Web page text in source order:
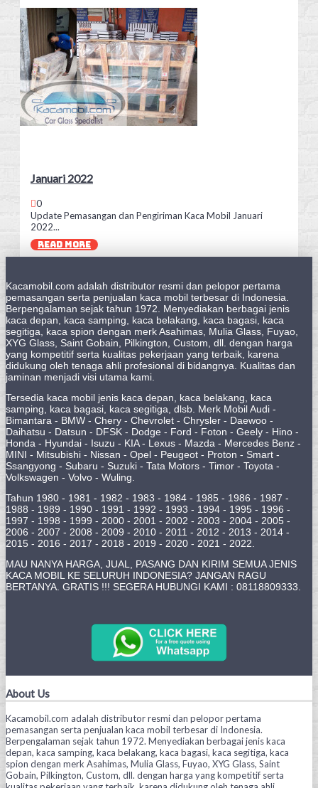
Januari 2022
0
Update Pemasangan dan Pengiriman Kaca Mobil Januari
2022...
READ MORE
Kacamobil.com adalah distributor resmi dan pelopor pertama
pemasangan serta penjualan kaca mobil terbesar di Indonesia.
Berpengalaman sejak tahun 1972. Menyediakan berbagai jenis
kaca depan, kaca samping, kaca belakang, kaca bagasi, kaca
segitiga, kaca spion dengan merk Asahimas, Mulia Glass, Fuyao,
XYG Glass, Saint Gobain, Pilkington, Custom, dll. dengan harga
yang kompetitif serta kualitas pekerjaan yang terbaik, karena
didukung oleh tenaga ahli profesional di bidangnya. Kualitas dan
jaminan menjadi visi utama kami.
Tersedia kaca mobil jenis kaca depan, kaca belakang, kaca
samping, kaca bagasi, kaca segitiga, dlsb. Merk Mobil Audi -
Bimantara - BMW - Chery - Chevrolet - Chrysler - Daewoo -
Daihatsu - Datsun - DFSK - Dodge - Ford - Foton - Geely - Hino -
Honda - Hyundai - Isuzu - KIA - Lexus - Mazda - Mercedes Benz -
MINI - Mitsubishi - Nissan - Opel - Peugeot - Proton - Smart -
Ssangyong - Subaru - Suzuki - Tata Motors - Timor - Toyota -
Volkswagen - Volvo - Wuling.
Tahun 1980 - 1981 - 1982 - 1983 - 1984 - 1985 - 1986 - 1987 -
1988 - 1989 - 1990 - 1991 - 1992 - 1993 - 1994 - 1995 - 1996 -
1997 - 1998 - 1999 - 2000 - 2001 - 2002 - 2003 - 2004 - 2005 -
2006 - 2007 - 2008 - 2009 - 2010 - 2011 - 2012 - 2013 - 2014 -
2015 - 2016 - 2017 - 2018 - 2019 - 2020 - 2021 - 2022.
MAU NANYA HARGA, JUAL, PASANG DAN KIRIM SEMUA JENIS
KACA MOBIL KE SELURUH INDONESIA? JANGAN RAGU
BERTANYA. GRATIS !!! SEGERA HUBUNGI KAMI : 08118809333.
About Us
Kacamobil.com adalah distributor resmi dan pelopor pertama
pemasangan serta penjualan kaca mobil terbesar di Indonesia.
Berpengalaman sejak tahun 1972. Menyediakan berbagai jenis kaca
depan, kaca samping, kaca belakang, kaca bagasi, kaca segitiga, kaca
spion dengan merk Asahimas, Mulia Glass, Fuyao, XYG Glass, Saint
Gobain, Pilkington, Custom, dll. dengan harga yang kompetitif serta